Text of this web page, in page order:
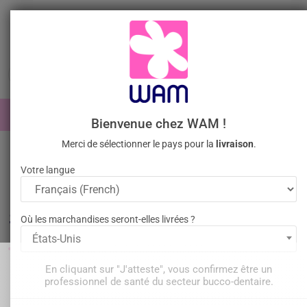
Aller
Inserts à ultrasons
DTE® ou NSK® ou SATELEC®
Inserts dentaires compatibles
Satelec
Filtrer Il y a 105 produits.
Bienvenue chez WAM !
Merci de sélectionner le pays pour la livraison.
Votre langue
Où les marchandises seront-elles livrées ?
États-Unis
En cliquant sur "J'atteste", vous confirmez être un
professionnel de santé du secteur bucco-dentaire.